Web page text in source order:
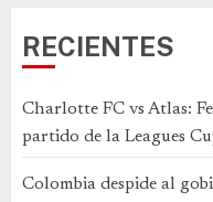
RECIENTES
Charlotte FC vs Atlas:
partido de la Leagues
Colombia despide al